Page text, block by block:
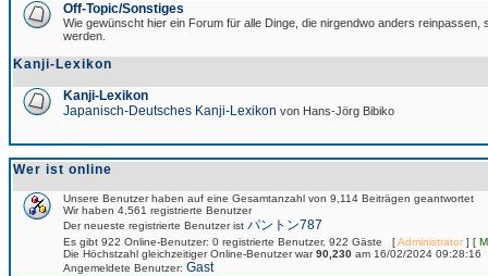
Off-Topic/Sonstiges
Wie gewünscht hier ein Forum für alle Dinge, die nirgendwo anders reinpassen,
werden.
Kanji-Lexikon
Kanji-Lexikon
Japanisch-Deutsches Kanji-Lexikon von Hans-Jörg Bibiko
Wer ist online
Unsere Benutzer haben auf eine Gesamtanzahl von 9,114 Beiträgen geantwortet
Wir haben 4,561 registrierte Benutzer
Der neueste registrierte Benutzer ist パントン787
Es gibt 922 Online-Benutzer: 0 registrierte Benutzer, 922 Gäste [Administrator] [
Die Höchstzahl gleichzeitiger Online-Benutzer war90,230 am 16/02/2024 09:28:16
Angemeldete Benutzer: Gast